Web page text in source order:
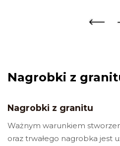
Nagrobki z
Nagrobki z granitu
Ważnym warunkiem
oraz trwałego nagrobka jest